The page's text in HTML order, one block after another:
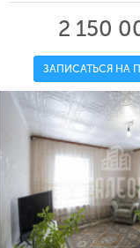
2 150
ЗАПИСАТЬСЯ НА